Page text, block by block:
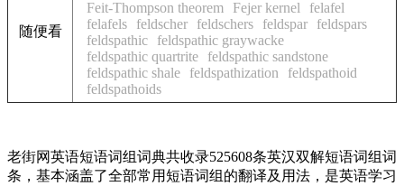
随便看
Feit-Thompson theorem
Fejer kernel
felafel
felafels
feldscher feldschers feldspar
feldspars
feldspathic
feldspathic graywacke
feldspathic quartrite
feldspathic sandstone
feldspathic shale
feldspathization
feldspathoid
feldspathoids
老街网英语短语词组词典共收录525608条英汉双解短语词组词
条，基本涵盖了全部常用短语词组的翻译及用法，是英语学习